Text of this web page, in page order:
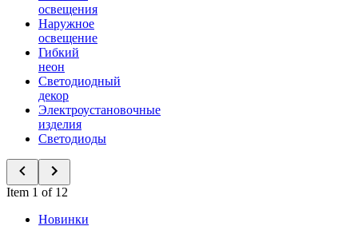
освещения
Наружное
освещение
Гибкий
неон
Светодиодный
декор
Электроустановочные
изделия
Светодиоды
Item 1 of 12
Новинки